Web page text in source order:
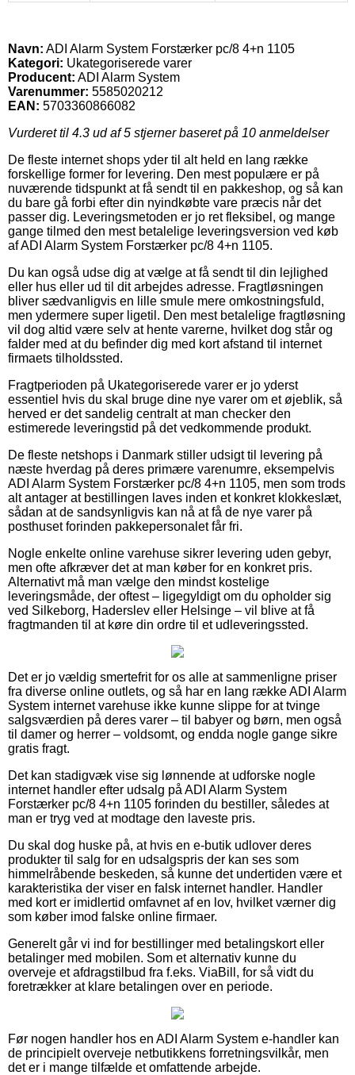
Navn: ADI Alarm System Forstærker pc/8 4+n 1105
Kategori: Ukategoriserede varer
Producent: ADI Alarm System
Varenummer: 5585020212
EAN: 5703360866082
Vurderet til 4.3 ud af 5 stjerner baseret på 10 anmeldelser
De fleste internet shops yder til alt held en lang række
forskellige former for levering. Den mest populære er på
nuværende tidspunkt at få sendt til en pakkeshop, og så kan
du bare gå forbi efter din nyindkøbte vare præcis når det
passer dig. Leveringsmetoden er jo ret fleksibel, og mange
gange tilmed den mest betalelige leveringsversion ved køb
af ADI Alarm System Forstærker pc/8 4+n 1105.
Du kan også udse dig at vælge at få sendt til din lejlighed
eller hus eller ud til dit arbejdes adresse. Fragtløsningen
bliver sædvanligvis en lille smule mere omkostningsfuld,
men ydermere super ligetil. Den mest betalelige fragtløsning
vil dog altid være selv at hente varerne, hvilket dog står og
falder med at du befinder dig med kort afstand til internet
firmaets tilholdssted.
Fragtperioden på Ukategoriserede varer er jo yderst
essentiel hvis du skal bruge dine nye varer om et øjeblik, så
herved er det sandelig centralt at man checker den
estimerede leveringstid på det vedkommende produkt.
De fleste netshops i Danmark stiller udsigt til levering på
næste hverdag på deres primære varenumre, eksempelvis
ADI Alarm System Forstærker pc/8 4+n 1105, men som trods
alt antager at bestillingen laves inden et konkret klokkeslæt,
sådan at de sandsynligvis kan nå at få de nye varer på
posthuset forinden pakkepersonalet får fri.
Nogle enkelte online varehuse sikrer levering uden gebyr,
men ofte afkræver det at man køber for en konkret pris.
Alternativt må man vælge den mindst kostelige
leveringsmåde, der oftest – ligegyldigt om du opholder sig
ved Silkeborg, Haderslev eller Helsinge – vil blive at få
fragtmanden til at køre din ordre til et udleveringssted.
Det er jo vældig smertefrit for os alle at sammenligne priser
fra diverse online outlets, og så har en lang række ADI Alarm
System internet varehuse ikke kunne slippe for at tvinge
salgsværdien på deres varer – til babyer og børn, men også
til damer og herrer – voldsomt, og endda nogle gange sikre
gratis fragt.
Det kan stadigvæk vise sig lønnende at udforske nogle
internet handler efter udsalg på ADI Alarm System
Forstærker pc/8 4+n 1105 forinden du bestiller, således at
man er tryg ved at modtage den laveste pris.
Du skal dog huske på, at hvis en e-butik udlover deres
produkter til salg for en udsalgspris der kan ses som
himmelråbende beskeden, så kunne det undertiden være et
karakteristika der viser en falsk internet handler. Handler
med kort er imidlertid omfavnet af en lov, hvilket værner dig
som køber imod falske online firmaer.
Generelt går vi ind for bestillinger med betalingskort eller
betalinger med mobilen. Som et alternativ kunne du
overveje et afdragstilbud fra f.eks. ViaBill, for så vidt du
foretrækker at klare betalingen over en periode.
Før nogen handler hos en ADI Alarm System e-handler kan
de principielt overveje netbutikkens forretningsvilkår, men
det er i mange tilfælde et omfattende arbejde.